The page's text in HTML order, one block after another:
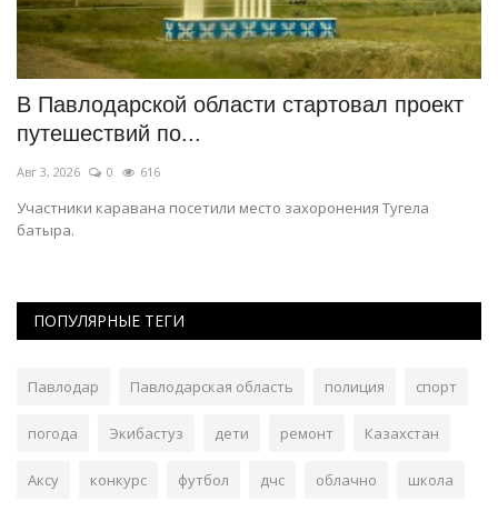
В Павлодарской области стартовал проект
путешествий по...
Авг 3, 2026 0 616
Участники каравана посетили место захоронения Тугела
батыра.
ПОПУЛЯРНЫЕ ТЕГИ
Павлодар Павлодарская область полиция спорт
погода Экибастуз дети ремонт Казахстан
Аксу конкурс футбол дчс облачно школа